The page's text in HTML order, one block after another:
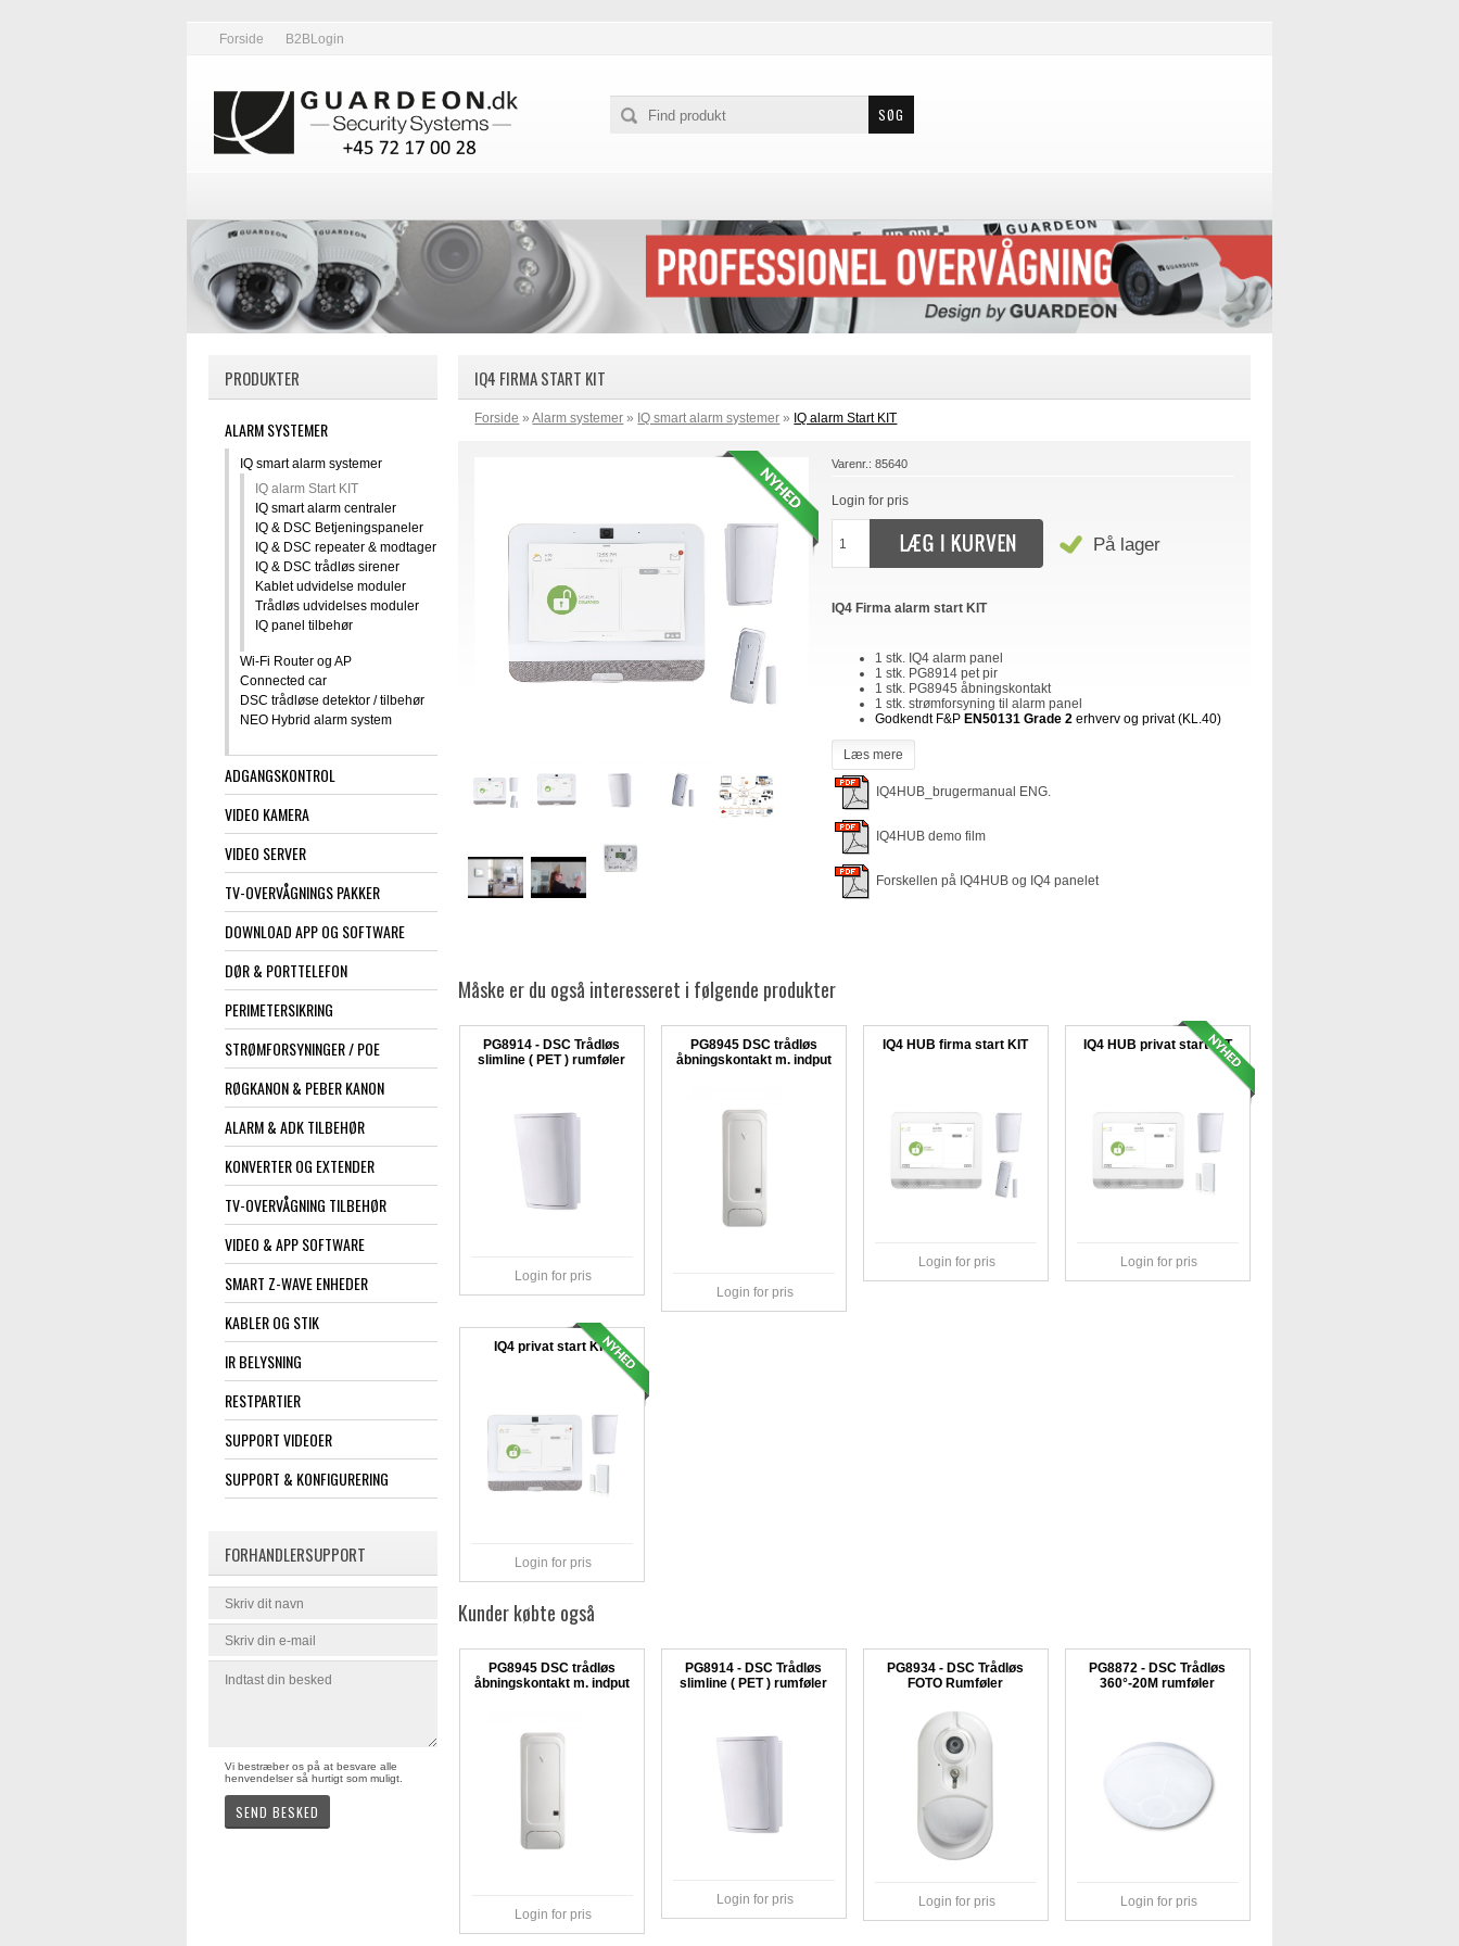
Forside B2BLogin
PRODUKTER
ALARM SYSTEMER
IQ smart alarm systemer
IQ alarm Start KIT
IQ smart alarm centraler
IQ & DSC Betjeningspaneler
IQ & DSC repeater & modtager
IQ & DSC trådløs sirener
Kablet udvidelse moduler
Trådløs udvidelses moduler
IQ panel tilbehør
Wi-Fi Router og AP
Connected car
DSC trådløse detektor / tilbehør
NEO Hybrid alarm system
ADGANGSKONTROL
VIDEO KAMERA
VIDEO SERVER
TV-OVERVÅGNINGS PAKKER
DOWNLOAD APP OG SOFTWARE
DØR & PORTTELEFON
PERIMETERSIKRING
STRØMFORSYNINGER / POE
RØGKANON & PEBER KANON
ALARM & ADK TILBEHØR
KONVERTER OG EXTENDER
TV-OVERVÅGNING TILBEHØR
VIDEO & APP SOFTWARE
SMART Z-WAVE ENHEDER
KABLER OG STIK
IR BELYSNING
RESTPARTIER
SUPPORT VIDEOER
SUPPORT & KONFIGURERING
FORHANDLERSUPPORT
Vi bestræber os på at besvare alle
henvendelser så hurtigt som muligt.
IQ4 FIRMA START KIT
Forside »Alarm systemer » IQ smart alarm systemer » IQ alarm Start KIT
Varenr.:85640
Login for pris
På lager
IQ4 Firma alarm start KIT
1 stk. IQ4 alarm panel
1 stk. PG8914 pet pir
1 stk. PG8945 åbningskontakt
1 stk. strømforsyning til alarm panel
Godkendt F&P EN50131 Grade 2erhverv og privat (KL.40)
Læs mere
IQ4HUB_brugermanual ENG.
IQ4HUB demo film
Forskellen på IQ4HUB og IQ4 panelet
Måske er du også interesseret i følgende produkter
PG8914 - DSC Trådløs
slimline ( PET ) rumføler
Login for pris
PG8945 DSC trådløs
åbningskontakt m. indput
Login for pris
IQ4 HUB firma start KIT
Login for pris
IQ4 HUB privat start KIT
Login for pris
IQ4 privat start KIT
Login for pris
Kunder købte også
PG8945 DSC trådløs
åbningskontakt m. indput
Login for pris
PG8914 - DSC Trådløs
slimline ( PET ) rumføler
Login for pris
PG8934 - DSC Trådløs
FOTO Rumføler
Login for pris
PG8872 - DSC Trådløs
360°-20M rumføler
Login for pris